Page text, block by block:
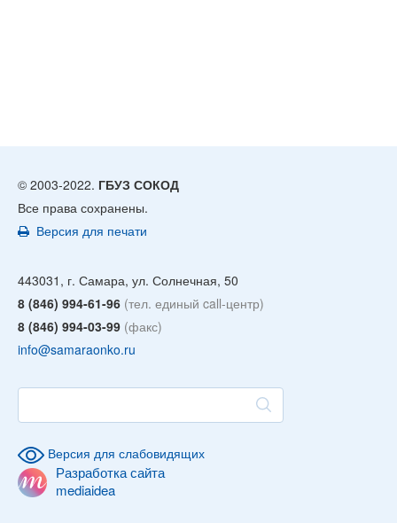
© 2003-2022. ГБУЗ СОКОД
Все права сохранены.
Версия для печати
443031, г. Самара, ул. Солнечная, 50
8 (846) 994-61-96 (тел. единый call-центр)
8 (846) 994-03-99 (факс)
info@samaraonko.ru
Версия для слабовидящих
Разработка сайта
mediaidea